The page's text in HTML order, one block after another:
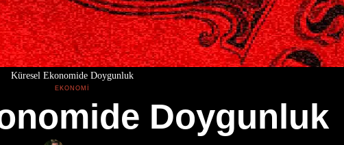
Küresel Ekonomide Doygunluk
EKONOMI
Doygunluk